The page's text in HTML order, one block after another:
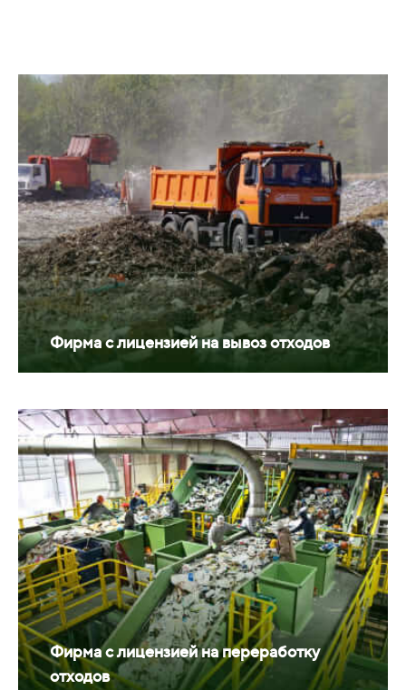
Фирма с лицензией на вывоз отходов
Фирма с лицензией на переработку
отходов